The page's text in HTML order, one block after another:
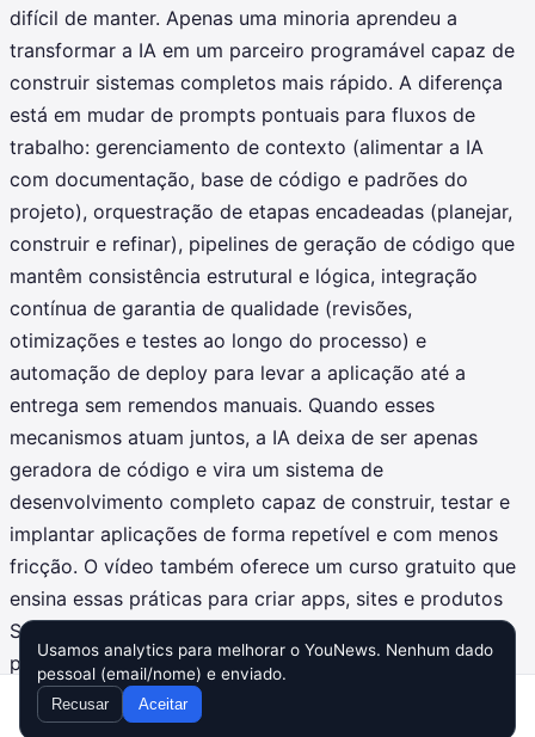
difícil de manter. Apenas uma minoria aprendeu a
transformar a IA em um parceiro programável capaz de
construir sistemas completos mais rápido. A diferença
está em mudar de prompts pontuais para fluxos de
trabalho: gerenciamento de contexto (alimentar a IA
com documentação, base de código e padrões do
projeto), orquestração de etapas encadeadas (planejar,
construir e refinar), pipelines de geração de código que
mantêm consistência estrutural e lógica, integração
contínua de garantia de qualidade (revisões,
otimizações e testes ao longo do processo) e
automação de deploy para levar a aplicação até a
entrega sem remendos manuais. Quando esses
mecanismos atuam juntos, a IA deixa de ser apenas
geradora de código e vira um sistema de
desenvolvimento completo capaz de construir, testar e
implantar aplicações de forma repetível e com menos
fricção. O vídeo também oferece um curso gratuito que
ensina essas práticas para criar apps, sites e produtos
SaaS sem código. Inscreva-se para aprender técnicas
práticas e acelerar suas entregas.
Usamos analytics para melhorar o YouNews. Nenhum dado
pessoal (email/nome) e enviado.
Recusar Aceitar